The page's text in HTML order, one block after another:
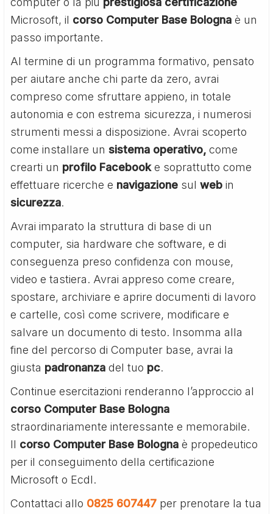
Microsoft, il corso Computer Base Bologna è un
passo importante.
Al termine di un programma formativo, pensato
per aiutare anche chi parte da zero, avrai
compreso come sfruttare appieno, in totale
autonomia e con estrema sicurezza, i numerosi
strumenti messi a disposizione. Avrai scoperto
come installare unsistema operativo,come
crearti un profilo Facebooke soprattutto come
effettuare ricerche e navigazione sulweb in
sicurezza.
Avrai imparato la struttura di base di un
computer, sia hardware che software, e di
conseguenza preso confidenza con mouse,
video e tastiera. Avrai appreso come creare,
spostare, archiviare e aprire documenti di lavoro
e cartelle, così come scrivere, modificare e
salvare un documento di testo. Insomma alla
fine del percorso di Computer base, avrai la
giusta padronanza del tuo pc.
Continue esercitazioni renderanno l’approccio al
corso Computer Base Bologna
straordinariamente interessante e memorabile.
Il corso Computer Base Bologna è propedeutico
per il conseguimento della certificazione
Microsoft o Ecdl.
Contattaci allo 0825 607447 per prenotare la tua